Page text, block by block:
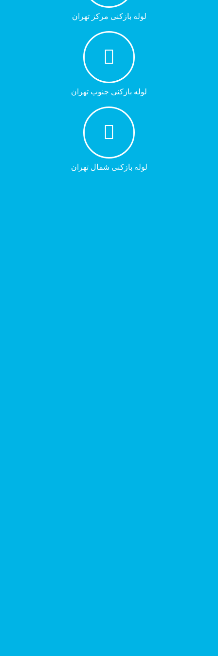
لوله بازکنی مرکز تهران
لوله بازکنی جنوب تهران
لوله بازکنی شمال تهران